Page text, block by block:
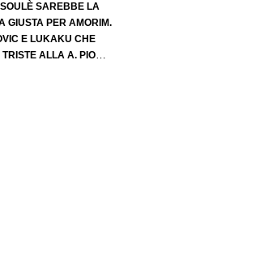
SAREBBE LA
GIUSTA PER AMORIM.
E LUKAKU CHE
TRISTE ALLA A. PIO